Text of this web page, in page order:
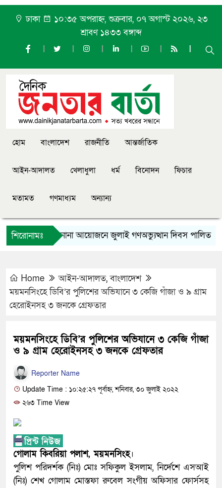
ঢাকা
১০:৩৫ অপরাহ্ন, শুক্রবার, ০৭ অগাস্ট ২০২৬, ২৩
শ্রাবণ ১৪৩৩ বঙ্গাব্দ
হোম বাংলাদেশ রাজনীতি আন্তর্জাতিক
আইন-আদালত খেলাধুলা ধর্ম বিনোদন ফিচার
মতামত গণমাধ্যম অন্যান্য
শিরোনামঃ
ফুলপুরে নানা আয়োজনে জুলাই গণঅভ্যুত্থান দিবস পালিত
Home আইন-আদালত,বাংলাদেশ
ময়মনসিংহে ডিবি’র পুলিশের অভিযানে ৩ কেজি গাঁজা ও ৯ গ্রাম
হেরোইনসহ ৩ জনকে গ্রেফতার
ময়মনসিংহে ডিবি’র পুলিশের অভিযানে ৩ কেজি গাঁজা
ও ৯ গ্রাম হেরোইনসহ ৩ জনকে গ্রেফতার
Reporter Name
Update Time : ১০:২৫:২৭ পূর্বাহ্ন, শনিবার, ৩০ জুলাই ২০২২
২৬৩ Time View
গোলাম কিবরিয়া পলাশ, ময়মনসিংহ।
পুলিশ পরিদর্শক (নিঃ) মোঃ সফিকুল ইসলাম, নির্দেশে এসআই
(নিঃ) শেখ গোলাম মোস্তফা রুবেল সংগীয় অফিসার ফোর্সসহ